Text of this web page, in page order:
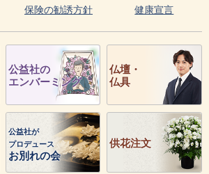
保険の勧誘方針 健康宣言
公益社の
エンバーミング
仏壇・
仏具
公益社が
プロデュース
お別れの会
供花注文